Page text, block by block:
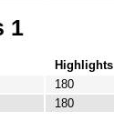
1
Highlights
180
180